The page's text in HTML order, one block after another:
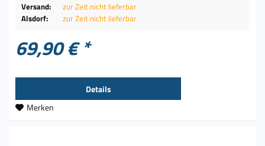
Versand:
zur Zeit nicht lieferbar
Alsdorf:
zur Zeit nicht lieferbar
69,90 € *
Details
Merken